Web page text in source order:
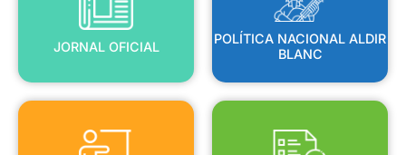
JORNAL OFICIAL
POLÍTICA NACIONAL ALDIR
BLANC
OFICINAS EDITAIS DE FOMENTO